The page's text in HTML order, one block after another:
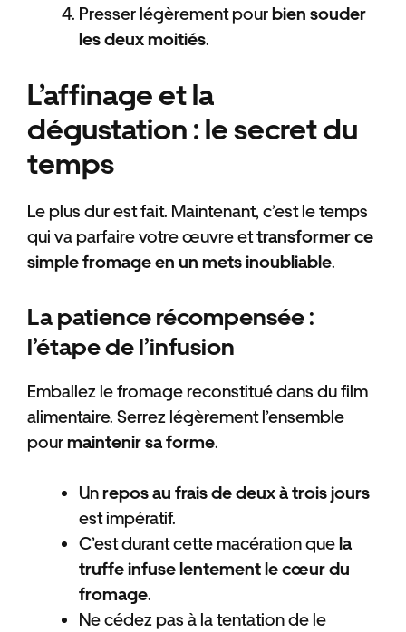
Presser légèrement pourbien souder
les deux moitiés.
L’affinage et la
dégustation : le secret du
temps
Le plus dur est fait. Maintenant, c’est le temps
qui va parfaire votre œuvre ettransformer ce
simple fromage en un mets inoubliable.
La patience récompensée :
l’étape de l’infusion
Emballez le fromage reconstitué dans du film
alimentaire. Serrez légèrement l’ensemble
pourmaintenir sa forme.
Unrepos au frais de deux à trois jours
est impératif.
C’est durant cette macération quela
truffe infuse lentement le cœur du
fromage.
Ne cédez pas à la tentation de le